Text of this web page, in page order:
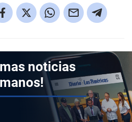
noticias